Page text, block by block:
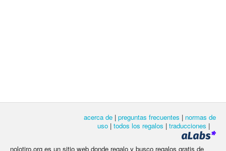
acerca de | preguntas frecuentes | normas de
uso | todos los regalos | traducciones |
nolotiro.org es un sitio web donde regalo y busco regalos gratis de